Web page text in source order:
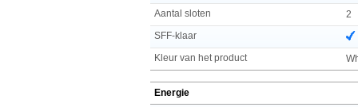
Aantal sloten
2
SFF-klaar
Kleur van het product
Energie